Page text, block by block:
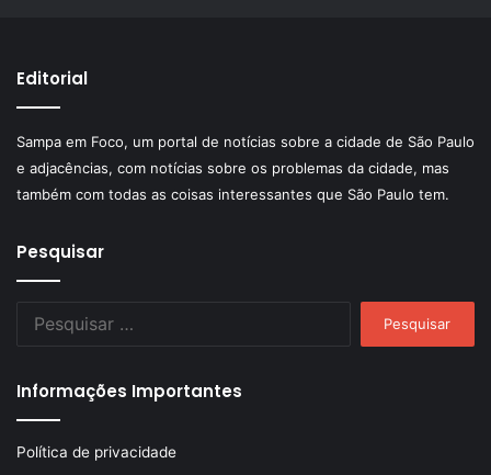
Editorial
Sampa em Foco, um portal de notícias sobre a cidade de São Paulo
e adjacências, com notícias sobre os problemas da cidade, mas
também com todas as coisas interessantes que São Paulo tem.
Pesquisar
Informações Importantes
Política de privacidade